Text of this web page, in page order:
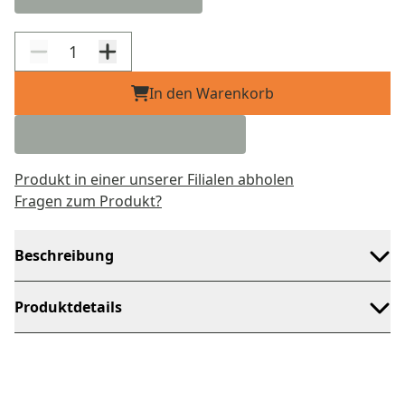
In den Warenkorb
Produkt in einer unserer Filialen abholen
Fragen zum Produkt?
Beschreibung
Produktdetails